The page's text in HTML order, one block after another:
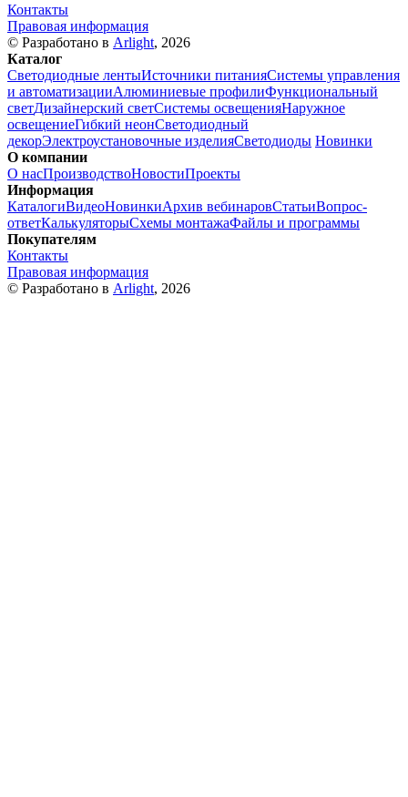
Контакты
Правовая информация
© Разработано в Arlight, 2026
Каталог
Светодиодные лентыИсточники питанияСистемы управления
и автоматизацииАлюминиевые профилиФункциональный
светДизайнерский светСистемы освещенияНаружное
освещениеГибкий неонСветодиодный
декорЭлектроустановочные изделияСветодиоды Новинки
О компании
О насПроизводствоНовостиПроекты
Информация
КаталогиВидеоНовинкиАрхив вебинаровСтатьиВопрос-
ответКалькуляторыСхемы монтажаФайлы и программы
Покупателям
Контакты
Правовая информация
© Разработано в Arlight, 2026